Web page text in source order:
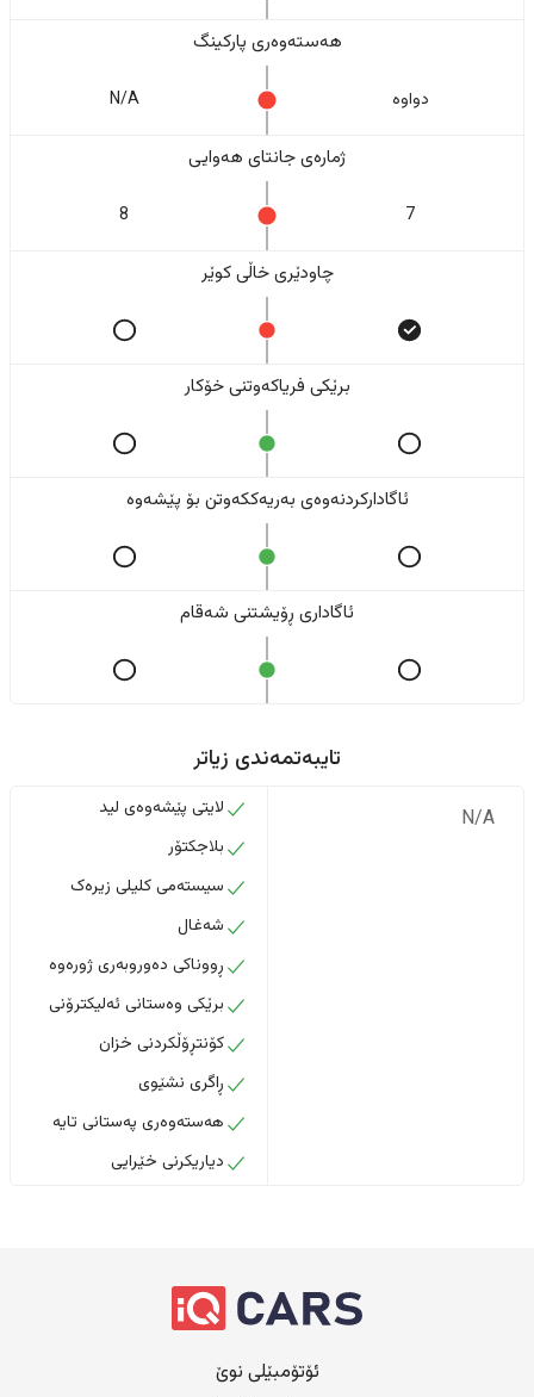
هەستەوەری پارکینگ
دواوە N/A
ژمارەی جانتای هەوایی
7
8
چاودێری خاڵی کوێر
برێکی فریاکەوتنی خۆکار
ئاگادارکردنەوەی بەریەککەوتن بۆ پێشەوە
ئاگاداری ڕۆیشتنی شەقام
تایبەتمەندی زیاتر
N/A
لایتی پێشەوەی لید
بلاجکتۆر
سیستەمی کلیلی زیرەک
شەغال
ڕووناکی دەوروبەری ژورەوە
برێکی وەستانی ئەلیکترۆنی
کۆنتڕۆڵکردنی خزان
ڕاگری نشێوی
هەستەوەری پەستانی تایە
دیاریکرنی خێرایی
ئۆتۆمبێلی نوێ